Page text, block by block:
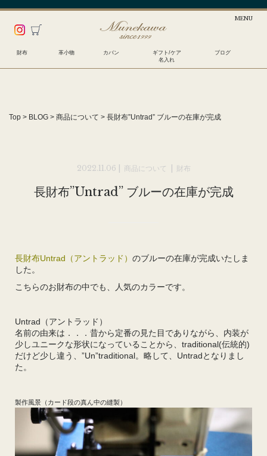
財布 革小物 カバン
ギフト/ケア
名入れ
ブログ
Top > BLOG > 商品について > 長財布”Untrad” ブルーの在庫が完成
2022.11.06 | 商品について 財布
長財布”Untrad” ブルーの在庫が完成
長財布Untrad（アントラッド）のブルーの在庫が完成いたしま
した。
こちらのお財布の中でも、人気のカラーです。
Untrad（アントラッド）
名前の由来は．．．昔から定番の見た目でありながら、内装が
少しユニークな形状になっていることから、traditional(伝統的)
だけど少し違う、”Un”traditional。略して、Untradとなりまし
た。
製作風景（カード段の真ん中の縫製）